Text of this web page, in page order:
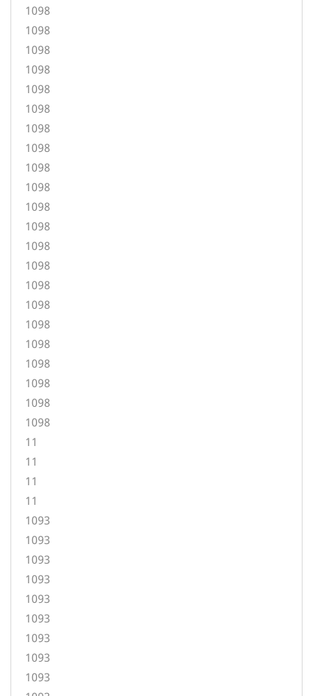
1098
1098
1098
1098
1098
1098
1098
1098
1098
1098
1098
1098
1098
1098
1098
1098
1098
1098
1098
1098
1098
1098
11
11
11
11
1093
1093
1093
1093
1093
1093
1093
1093
1093